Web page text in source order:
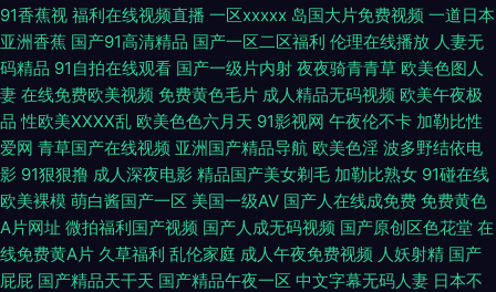
草啪啪啪 韩国午夜探花 91素人约在线 国产精品视频有限公司 丝足福利影院
99艹99艹 在线亚洲综合 午夜爽爽影院 午夜wwwwww 日韩伦理片一二三四
五 韩国日本a级片 欧美福利一区 熟妇丝袜在线 超碰老司机 绿巨人视频 欧美
韩日久久 欧美日韩肏屄 黄色感网站入口打开 欧美人妖色 免费国产三级片 国
产男女日逼免费看 国产亚洲欧美精品播放 97婷婷色色网 波多野吉衣Av 成人
91香蕉视 福利在线视频直播 一区xxxxx 岛国大片免费视频 一道日本
亚洲香蕉 国产91高清精品 国产一区二区福利 伦理在线播放 人妻无
码精品 91自拍在线观看 国产一级片内射 夜夜骑青青草 欧美色图人
妻 在线免费欧美视频 免费黄色毛片 成人精品无码视频 欧美午夜极
品 性欧美ⅩⅩⅩⅩ乱 欧美色色六月天 91影视网 午夜伦不卡 加勒比性
爱网 青草国产在线视频 亚洲国产精品导航 欧美色淫 波多野结依电
影 91狠狠撸 成人深夜电影 精品国产美女剃毛 加勒比熟女 91碰在线
欧美裸模 萌白酱国产一区 美国一级AV 国产人在线成免费 免费黄色
A片网址 微拍福利国产视频 国产人成无码视频 国产原创区色花堂 在
线免费黄A片 久草福利 乱伦家庭 成人午夜免费视频 人妖射精 国产
屁屁 国产精品天干天 国产精品午夜一区 中文字幕无码人妻 日本不